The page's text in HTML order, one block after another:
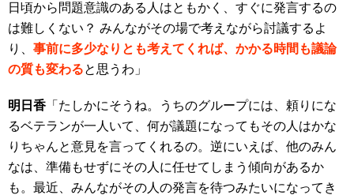
日頃から問題意識のある人はともかく、すぐに発言するの
は難しくない？ みんながその場で考えながら討議するよ
り、 事前に多少なりとも考えてくれば、かかる時間も議論
の質も変わると 思うわ」
明日香 「たしかにそうね。うちのグループには、頼りにな
るベテランが一人いて、何が議題になってもその人はかな
りちゃんと意見を言ってくれるの。逆にいえば、他のみん
なは、準備もせずにその人に任せてしまう傾向があるか
も。最近、みんながその人の発言を待つみたいになってき